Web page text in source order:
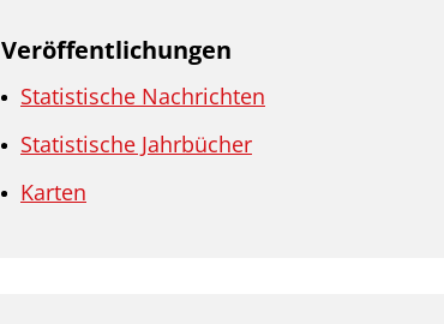
Veröffentlichungen
Statistische Nachrichten
Statistische Jahrbücher
Karten